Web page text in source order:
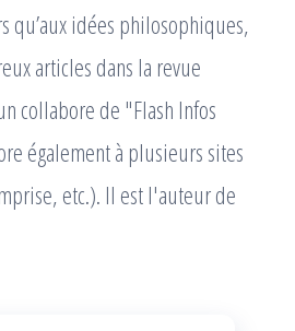
qu’aux idées philosophiques,
articles dans la revue
collabore de "Flash Infos
également à plusieurs sites
etc.). Il est l'auteur de